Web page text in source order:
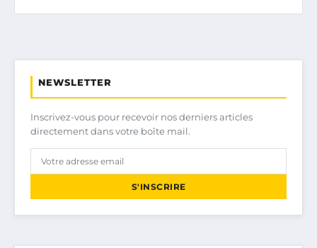
NEWSLETTER
Inscrivez-vous pour recevoir nos derniers articles
directement dans votre boîte mail.
S'INSCRIRE